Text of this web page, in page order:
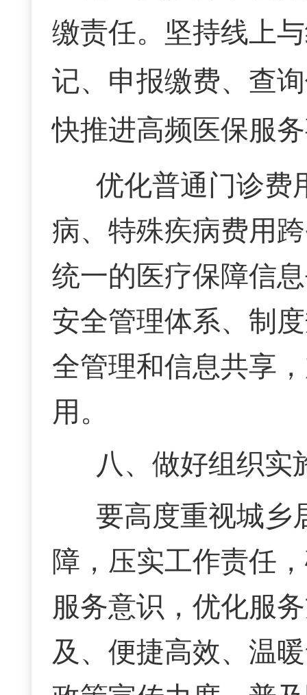
缴责任。坚持线上
记、申报缴费、查
快推进高频医保服
优化普通门诊费
病、特殊疾病费用
统一的医疗保障信
安全管理体系、制
全管理和信息共享
用。
八、做好组织实
要高度重视城乡
障，压实工作责任
服务意识，优化服
及、便捷高效、温